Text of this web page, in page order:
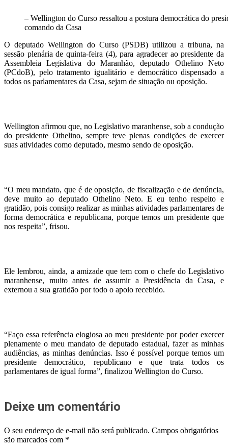
– Wellington do Curso ressaltou a postura democrática do
comando da Casa
O deputado Wellington do Curso (PSDB) utilizou a tribuna, na
sessão plenária de quinta-feira (4), para agradecer ao presidente da
Assembleia Legislativa do Maranhão, deputado Othelino Neto
(PCdoB), pelo tratamento igualitário e democrático dispensado a
todos os parlamentares da Casa, sejam de situação ou oposição.
Wellington afirmou que, no Legislativo maranhense, sob a condução
do presidente Othelino, sempre teve plenas condições de exercer
suas atividades como deputado, mesmo sendo de oposição.
“O meu mandato, que é de oposição, de fiscalização e de denúncia,
deve muito ao deputado Othelino Neto. E eu tenho respeito e
gratidão, pois consigo realizar as minhas atividades parlamentares de
forma democrática e republicana, porque temos um presidente que
nos respeita”, frisou.
Ele lembrou, ainda, a amizade que tem com o chefe do Legislativo
maranhense, muito antes de assumir a Presidência da Casa, e
externou a sua gratidão por todo o apoio recebido.
“Faço essa referência elogiosa ao meu presidente por poder exercer
plenamente o meu mandato de deputado estadual, fazer as minhas
audiências, as minhas denúncias. Isso é possível porque temos um
presidente democrático, republicano e que trata todos os
parlamentares de igual forma”, finalizou Wellington do Curso.
Deixe um comentário
O seu endereço de e-mail não será publicado. Campos obrigatórios
são marcados com *